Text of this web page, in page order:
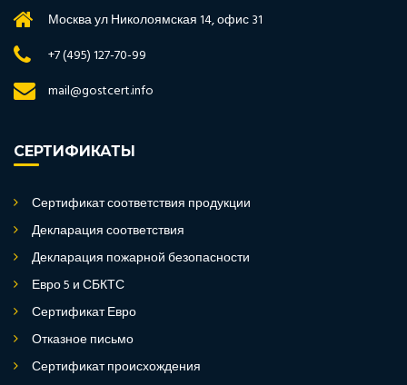
Москва ул Николоямская 14, офис 31
+7 (495) 127-70-99
mail@gostcert.info
СЕРТИФИКАТЫ
Сертификат соответствия продукции
Декларация соответствия
Декларация пожарной безопасности
Евро 5 и СБКТС
Сертификат Евро
Отказное письмо
Сертификат происхождения